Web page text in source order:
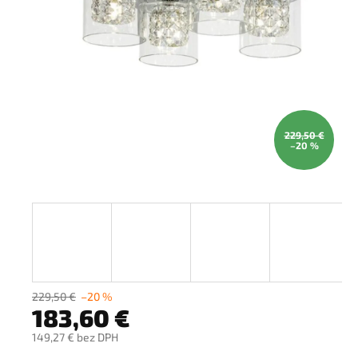
229,50 €
–20 %
229,50 € –20 %
183,60 €
149,27 € bez DPH